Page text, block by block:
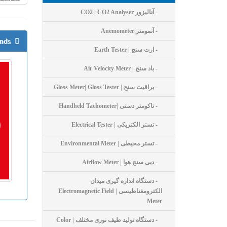
- آنالیزور CO2 | CO2 Analyser
- آنمومتر|Anemometer
- ارت سنج | Earth Tester
- باد سنج | Air Velocity Meter
- براقیت سنج | Gloss Meter| Gloss Tester
- تاکومتر دستی |Handheld Tachometer
- تستر الکتریکی | Electrical Tester
- تستر محیطی | Environmental Meter
- دبی سنج هوا | Airflow Meter
- دستگاه اندازه گیری میدان
الکترومغناطیسی | Electromagnetic Field
Meter
- دستگاه تولید طیف نوری مختلف | Color